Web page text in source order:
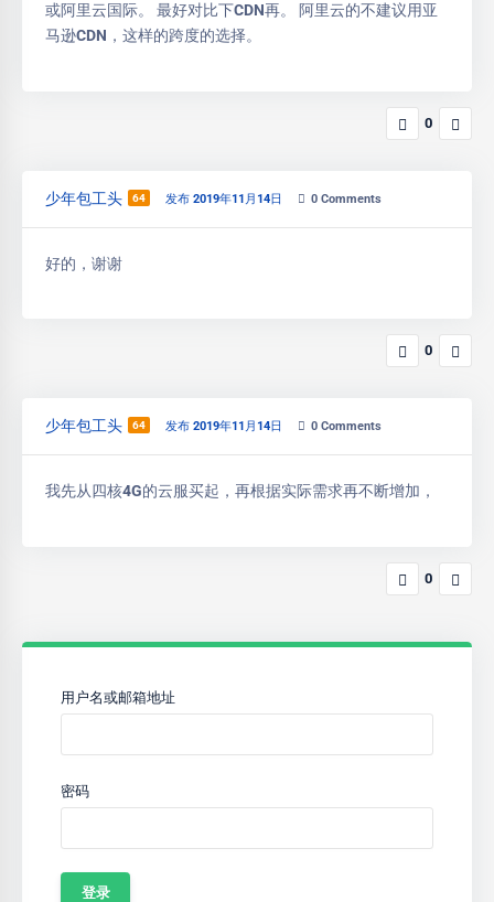
或阿里云国际。 最好对比下CDN再。 阿里云的不建议用亚
马逊CDN，这样的跨度的选择。
0
少年包工头 64 发布 2019年11月14日 0 Comments
好的，谢谢
0
少年包工头 64 发布 2019年11月14日 0 Comments
我先从四核4G的云服买起，再根据实际需求再不断增加，
0
用户名或邮箱地址
密码